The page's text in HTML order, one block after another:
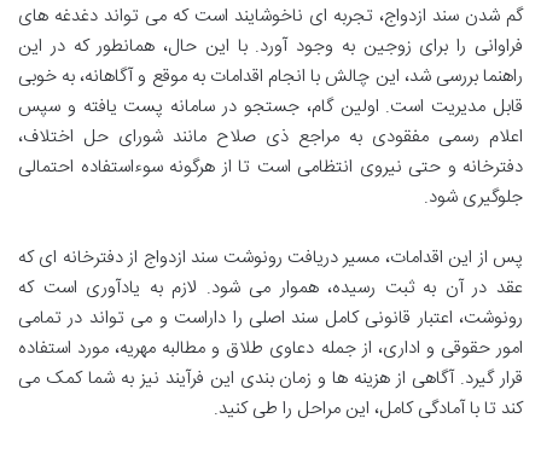
گم شدن سند ازدواج، تجربه ای ناخوشایند است که می تواند دغدغه های
فراوانی را برای زوجین به وجود آورد. با این حال، همانطور که در این
راهنما بررسی شد، این چالش با انجام اقدامات به موقع و آگاهانه، به خوبی
قابل مدیریت است. اولین گام، جستجو در سامانه پست یافته و سپس
اعلام رسمی مفقودی به مراجع ذی صلاح مانند شورای حل اختلاف،
دفترخانه و حتی نیروی انتظامی است تا از هرگونه سوءاستفاده احتمالی
جلوگیری شود.
پس از این اقدامات، مسیر دریافت رونوشت سند ازدواج از دفترخانه ای که
عقد در آن به ثبت رسیده، هموار می شود. لازم به یادآوری است که
رونوشت، اعتبار قانونی کامل سند اصلی را داراست و می تواند در تمامی
امور حقوقی و اداری، از جمله دعاوی طلاق و مطالبه مهریه، مورد استفاده
قرار گیرد. آگاهی از هزینه ها و زمان بندی این فرآیند نیز به شما کمک می
کند تا با آمادگی کامل، این مراحل را طی کنید.